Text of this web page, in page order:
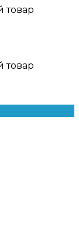
товар
товар